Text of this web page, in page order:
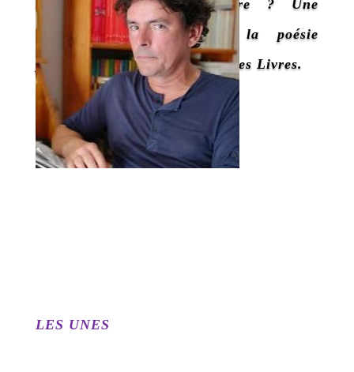
ailleurs. Et côté littérature ? Une
importante anthologie de la poésie
portugaise en une du Monde des Livres.
LES UNES